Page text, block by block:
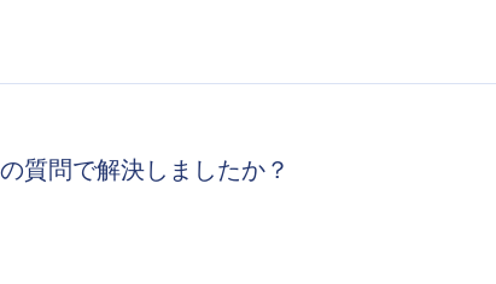
質問で解決しましたか？